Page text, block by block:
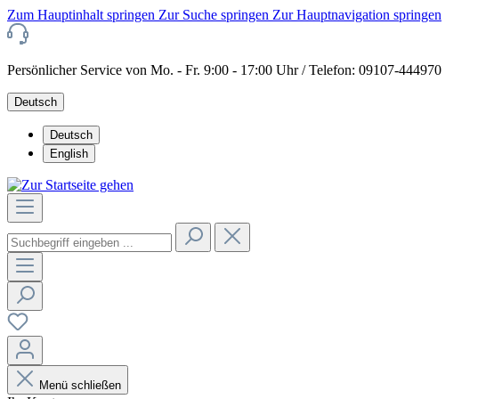
Zum Hauptinhalt springen Zur Suche springen Zur Hauptnavigation springen
Persönlicher Service von Mo. - Fr. 9:00 - 17:00 Uhr / Telefon: 09107-444970
Deutsch
Deutsch
English
Menü schließen